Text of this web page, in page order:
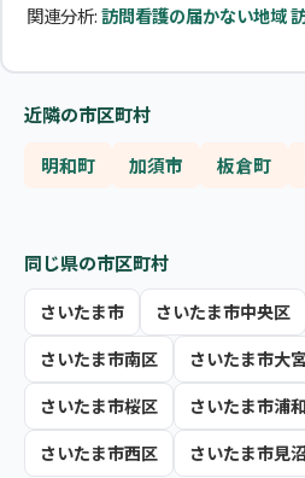
関連分析:訪問看護の届かない地域
近隣の市区町村
明和町 加須市 板倉町
同じ県の市区町村
さいたま市 さいたま市中央区
さいたま市南区
さいたま市大
さいたま市桜区
さいたま市浦
さいたま市西区
さいたま市見